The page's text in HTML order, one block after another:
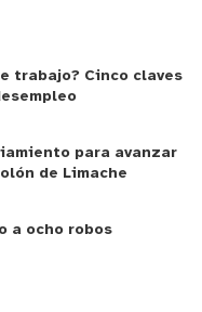
trabajo? Cinco claves
para avanzar
de Limache
a ocho robos